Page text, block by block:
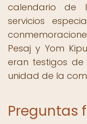
calendario de
servicios
Pesaj y Yom
eran testigos
unidad de la
Preguntas